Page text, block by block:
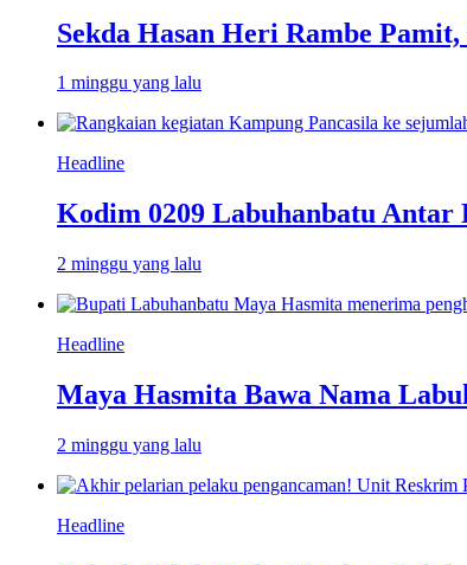
Sekda Hasan Heri Rambe
1 minggu yang lalu
Headline
Kodim 0209 Labuhanbatu Antar
2 minggu yang lalu
Headline
Maya Hasmita Bawa Nama
2 minggu yang lalu
Headline